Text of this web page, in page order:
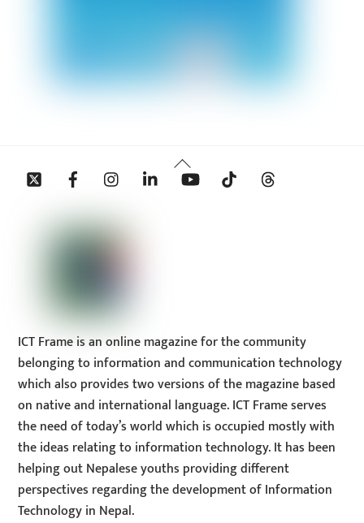
Back
To
Twitter Facebook InstagramLinkedin YouTube Tiktok
ICT Frame is an online magazine for the community
belonging to information and communication technology
which also provides two versions of the magazine based
on native and international language. ICT Frame serves
the need of today’s world which is occupied mostly with
the ideas relating to information technology. It has been
helping out Nepalese youths providing different
perspectives regarding the development of Information
Technology in Nepal.